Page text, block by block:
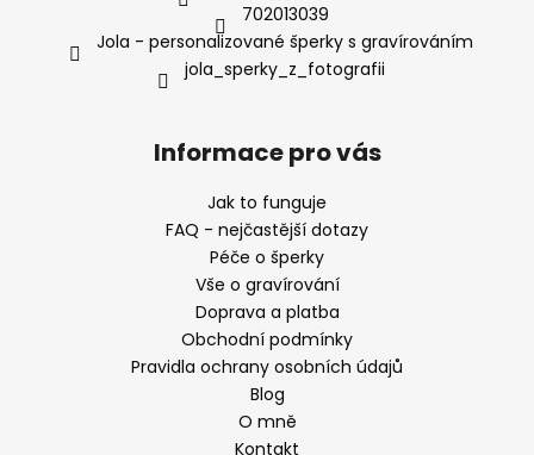
702013039
Jola - personalizované šperky s gravírováním
jola_sperky_z_fotografii
Informace pro vás
Jak to funguje
FAQ - nejčastější dotazy
Péče o šperky
Vše o gravírování
Doprava a platba
Obchodní podmínky
Pravidla ochrany osobních údajů
Blog
O mně
Kontakt